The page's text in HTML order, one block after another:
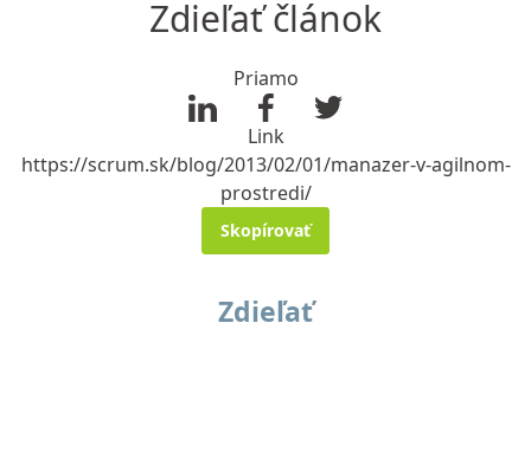
Zdieľať článok
Priamo
Link
https://scrum.sk/blog/2013/02/01/manazer-v-agilnom-
prostredi/
Skopírovať
Zdieľať